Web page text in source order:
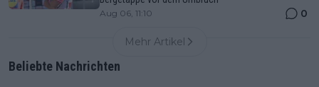
Aug 06, 11:10 0
Mehr Artikel
Beliebte Nachrichten